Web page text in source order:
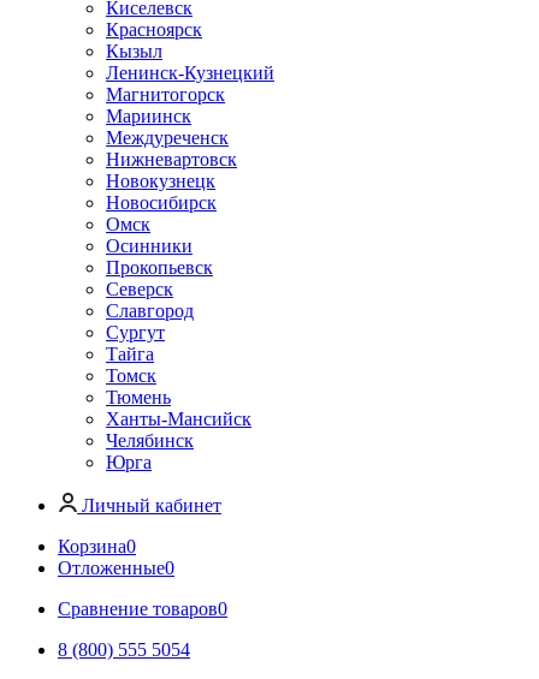
Киселевск
Красноярск
Кызыл
Ленинск-Кузнецкий
Магнитогорск
Мариинск
Междуреченск
Нижневартовск
Новокузнецк
Новосибирск
Омск
Осинники
Прокопьевск
Северск
Славгород
Сургут
Тайга
Томск
Тюмень
Ханты-Мансийск
Челябинск
Юрга
Личный кабинет
Корзина0
Отложенные0
Сравнение товаров0
8 (800) 555 5054